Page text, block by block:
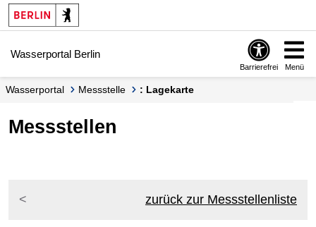
Springe zur Navigation
Springe zum Inhalt
Wasserportal Berlin
Barrierefrei Menü
Wasserportal Messstelle : Lagekarte
Messstellen
zurück zur Messstellenliste